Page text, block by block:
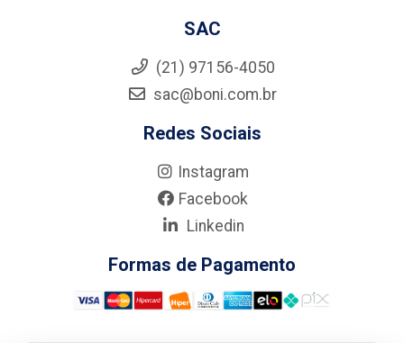
SAC
(21) 97156-4050
sac@boni.com.br
Redes Sociais
Instagram
Facebook
Linkedin
Formas de Pagamento